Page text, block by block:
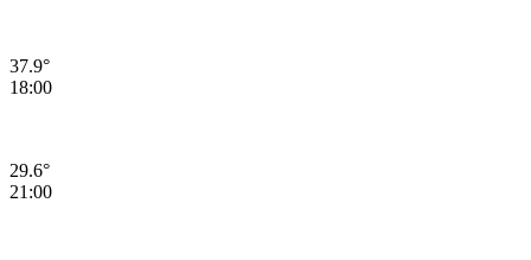
37.9°
18:00
29.6°
21:00